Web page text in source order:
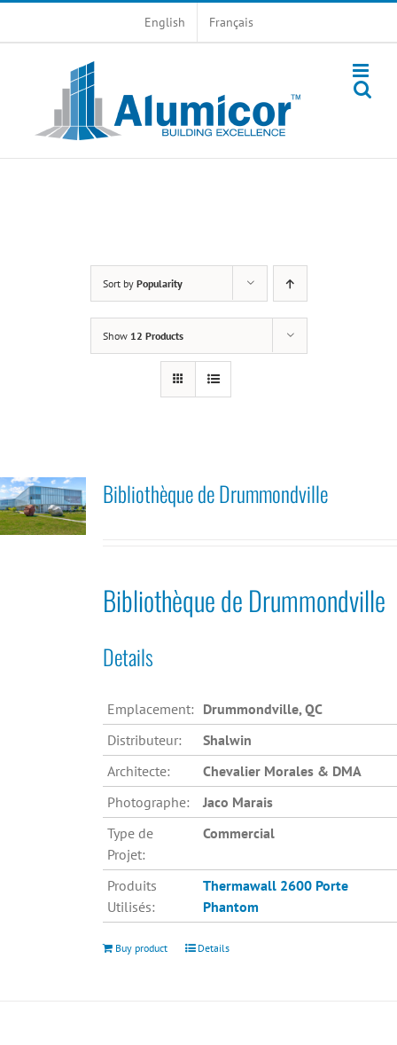
English Français
Sort by Popularity
Show 12 Products
Bibliothèque de Drummondville
Bibliothèque de Drummondville
Details
Emplacement: Drummondville, QC
Distributeur:
Shalwin
Architecte:
Chevalier Morales & DMA
Photographe:
Jaco Marais
Type de
Projet:
Commercial
Produits
Utilisés:
Thermawall 2600 Porte
Phantom
Buy product Details